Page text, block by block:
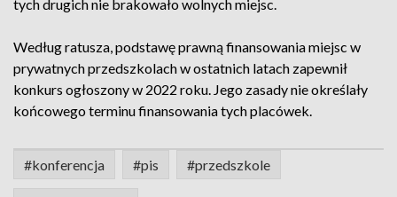
tych drugich nie brakowało wolnych miejsc.
Według ratusza, podstawę prawną finansowania miejsc w
prywatnych przedszkolach w ostatnich latach zapewnił
konkurs ogłoszony w 2022 roku. Jego zasady nie określały
końcowego terminu finansowania tych placówek.
#konferencja #pis #przedszkole